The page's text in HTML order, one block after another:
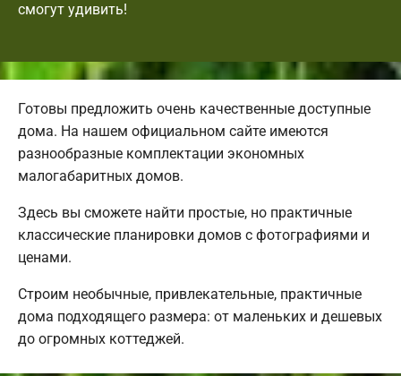
смогут удивить!
Готовы предложить очень качественные доступные
дома. На нашем официальном сайте имеются
разнообразные комплектации экономных
малогабаритных домов.
Здесь вы сможете найти простые, но практичные
классические планировки домов с фотографиями и
ценами.
Строим необычные, привлекательные, практичные
дома подходящего размера: от маленьких и дешевых
до огромных коттеджей.